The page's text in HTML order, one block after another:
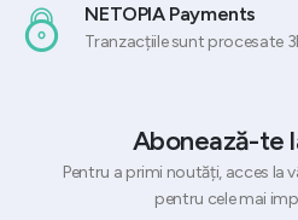
NETOPIA Payments
Tranzacțiile sunt procesate
Abonează-te
Pentru a primi noutăți, acces la
pentru cele mai